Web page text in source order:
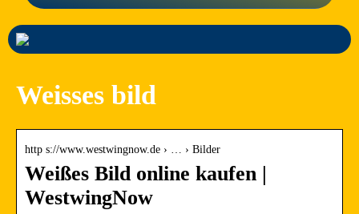
Weisses bild
http s://www.westwingnow.de › … › Bilder
Weißes Bild online kaufen |
WestwingNow